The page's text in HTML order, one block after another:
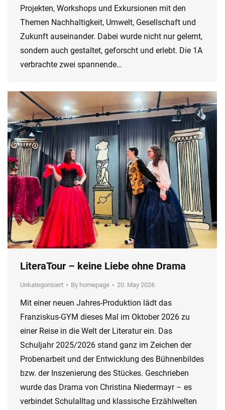
Projekten, Workshops und Exkursionen mit den
Themen Nachhaltigkeit, Umwelt, Gesellschaft und
Zukunft auseinander. Dabei wurde nicht nur gelernt,
sondern auch gestaltet, geforscht und erlebt. Die 1A
verbrachte zwei spannende…
LiteraTour – keine Liebe ohne Drama
Unkategorisiert By homepage 20. May 2026
Mit einer neuen Jahres-Produktion lädt das
Franziskus-GYM dieses Mal im Oktober 2026 zu
einer Reise in die Welt der Literatur ein. Das
Schuljahr 2025/2026 stand ganz im Zeichen der
Probenarbeit und der Entwicklung des Bühnenbildes
bzw. der Inszenierung des Stückes. Geschrieben
wurde das Drama von Christina Niedermayr – es
verbindet Schulalltag und klassische Erzählwelten